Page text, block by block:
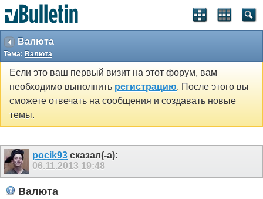
Валюта
Тема: Валюта
Если это ваш первый визит на этот форум, вам
необходимо выполнить регистрацию. После этого вы
сможете отвечать на сообщения и создавать новые
темы.
pocik93 сказал(-а):
06.11.2013 19:48
Валюта